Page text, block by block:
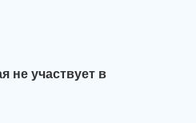
не участвует в